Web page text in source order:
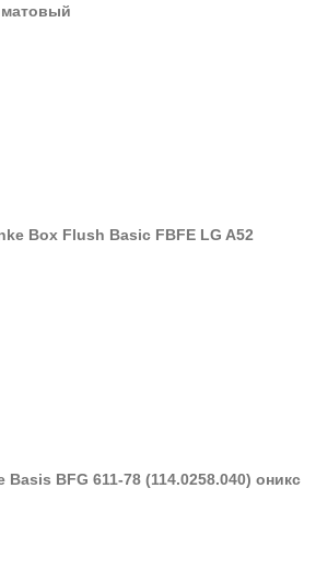
матовый
Box Flush Basic FBFE LG A52
BFG 611-78 (114.0258.040) оникс